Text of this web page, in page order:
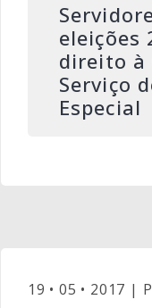
eleições
direito à
Serviço
Especial
19 • 05 • 2017 |